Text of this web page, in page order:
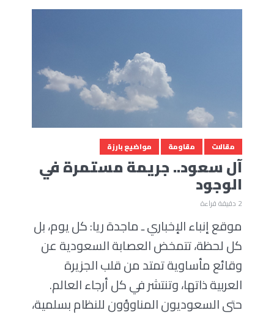
مقالات مقاومة مواضيع بارزة
آل سعود.. جريمة مستمرة في
الوجود
2 دقيقة قراءة
موقع إنباء الإخباري ـ ماجدة ريا: كل يوم، بل
كل لحظة، تتمخض العصابة السعودية عن
وقائع مأساوية تمتد من قلب الجزيرة
العربية ذاتها، وتنتشر في كل أرجاء العالم.
حتى السعوديون المناوؤون للنظام بسلمية،